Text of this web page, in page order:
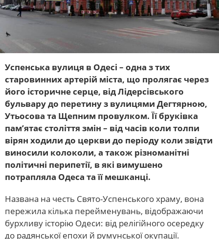
Успенська вулиця в Одесі – одна з тих
старовинних артерій міста, що пролягає через
його історичне серце, від Лідерсівського
бульвару до перетину з вулицями Дегтярною,
Утьосова та Щепним провулком. Її бруківка
пам’ятає століття змін – від часів коли толпи
вірян ходили до церкви до періоду коли звідти
виносили колоколи, а також різноманітні
політичні перипетії, в які вимушено
потрапляла Одеса та її мешканці.
Названа на честь Свято-Успенського храму, вона
пережила кілька перейменувань, відображаючи
бурхливу історію Одеси: від релігійного осередку
до радянської епохи й румунської окупації.